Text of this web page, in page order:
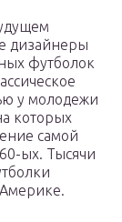
дизайнеры
футболок
у молодежи
которых
самой
ых. Тысячи